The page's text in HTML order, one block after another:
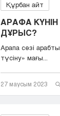
Құрбан айт
АРАФА
ДҰРЫС?
Арапа сөзі
түсіну» мағы...
27 маусым 2023